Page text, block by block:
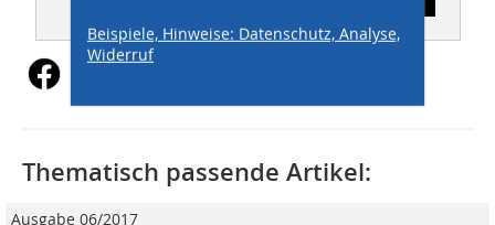
Beispiele, Hinweise: Datenschutz, Analyse,
Widerruf
Thematisch passende Artikel:
Ausgabe 06/2017